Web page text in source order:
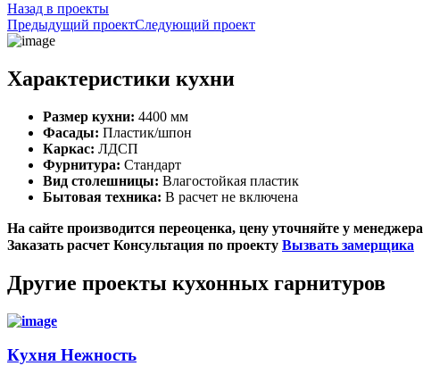
Назад в проекты
Предыдущий проектСледующий проект
Характеристики кухни
Размер кухни: 4400 мм
Фасады: Пластик/шпон
Каркас: ЛДСП
Фурнитура: Стандарт
Вид столешницы: Влагостойкая пластик
Бытовая техника: В расчет не включена
На сайте производится переоценка, цену уточняйте у менеджера
Заказать расчет Консультация по проекту Вызвать замерщика
Другие проекты кухонных гарнитуров
Кухня Нежность